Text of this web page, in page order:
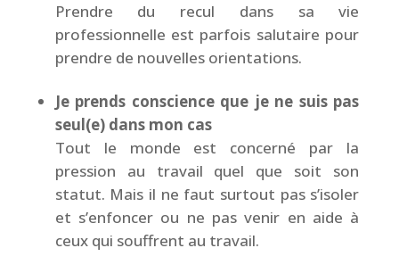
Prendre du recul dans sa vie
professionnelle est parfois salutaire pour
prendre de nouvelles orientations.
Je prends conscience que je ne suis pas
seul(e) dans mon cas
Tout le monde est concerné par la
pression au travail quel que soit son
statut. Mais il ne faut surtout pas s’isoler
et s’enfoncer ou ne pas venir en aide à
ceux qui souffrent au travail.